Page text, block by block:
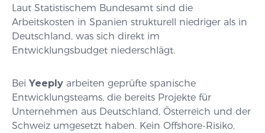
Laut Statistischem Bundesamt sind die
Arbeitskosten in Spanien strukturell niedriger als in
Deutschland, was sich direkt im
Entwicklungsbudget niederschlägt.
Bei Yeeply arbeiten geprüfte spanische
Entwicklungsteams, die bereits Projekte für
Unternehmen aus Deutschland, Österreich und der
Schweiz umgesetzt haben. Kein Offshore-Risiko,